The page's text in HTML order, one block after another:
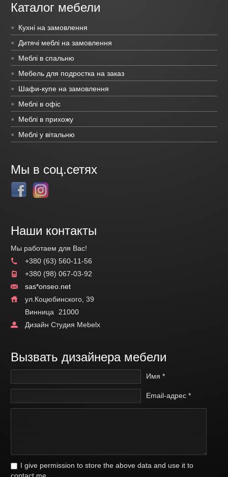
Каталог мебели
Кухні на замовлення
Дитячі меблі на замовлення
Меблі в спальню
Мебель для подростка на заказ
Шафи-купе на замовлення
Меблі в офіс
Меблі в прихожу
Меблі у вітальню
Мы в соц.сетях
Наши контакты
Мы работаем для Вас!
+380 (63) 560-11-56
+380 (98) 067-03-92
sas*onseo.net
ул.Коцюбинского, 39
Винница
21000
Дизайн Студия Mebelx
Вызвать дизайнера мебели
Имя *
Email-адрес *
I give permission to store the above data and use it to